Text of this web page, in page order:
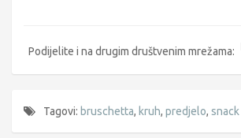
Podijelite i na drugim društvenim mrežama:
Tagovi: bruschetta, kruh, predjelo, snack